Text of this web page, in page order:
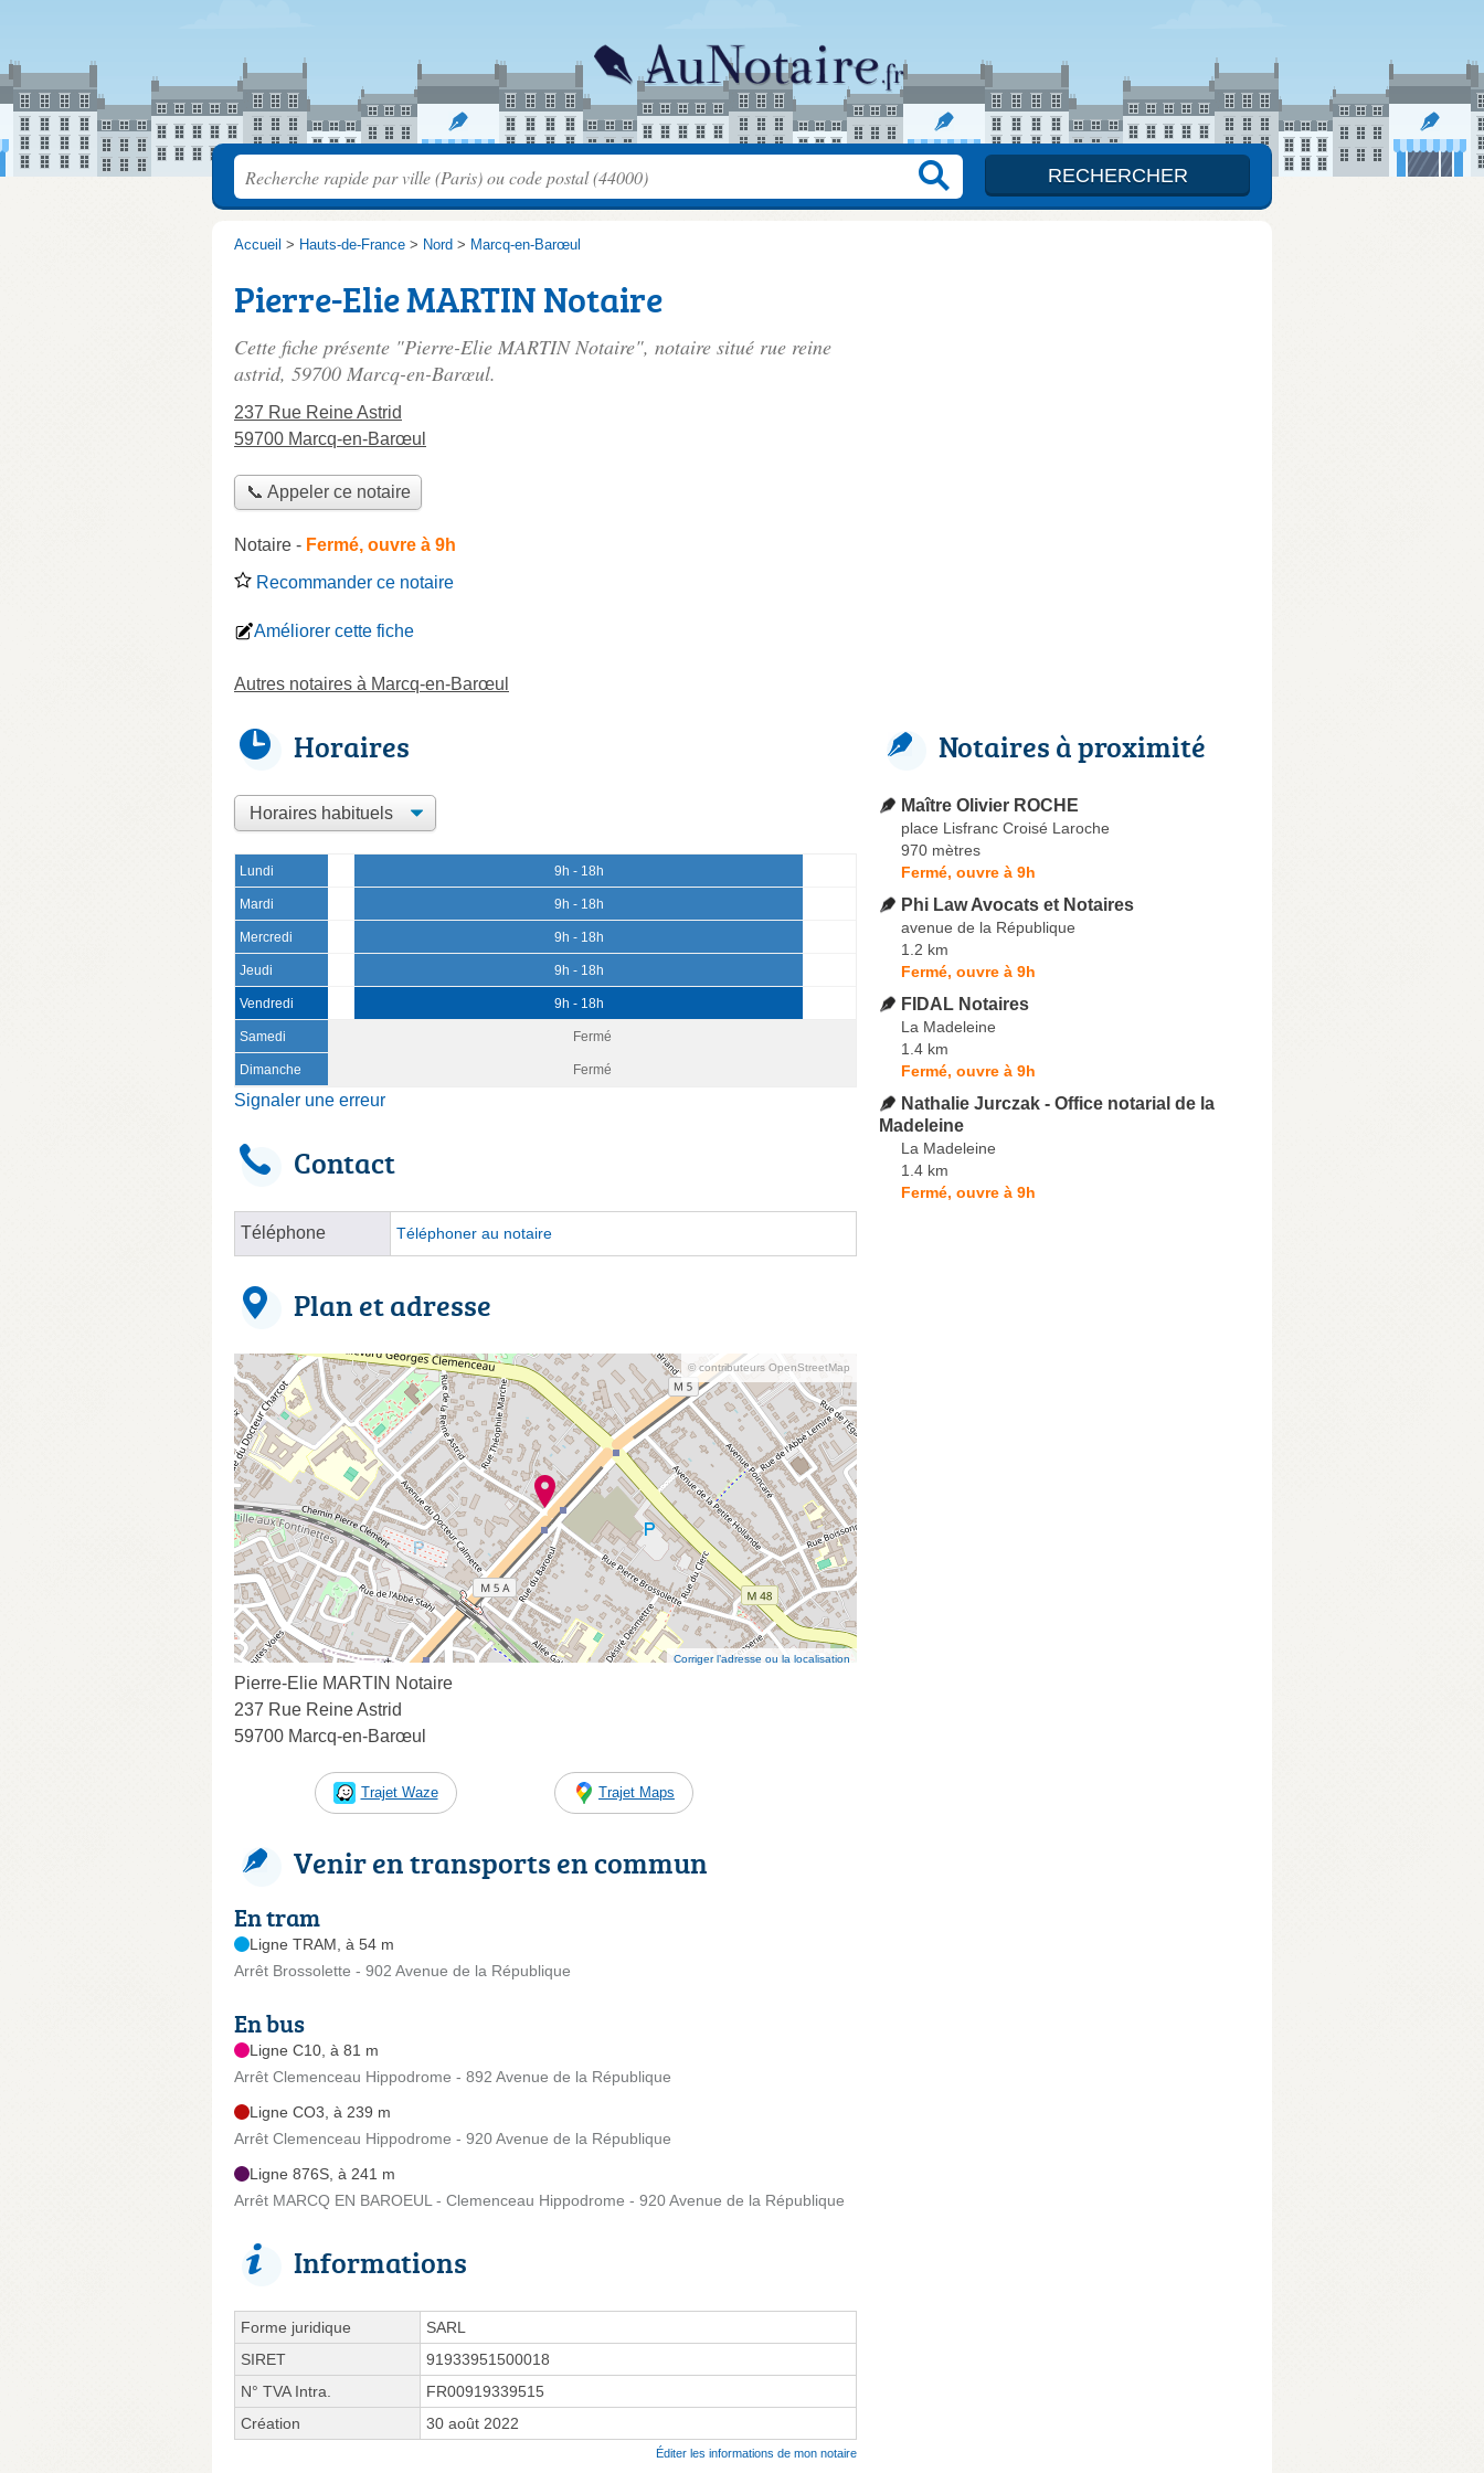
Accueil > Hauts-de-France > Nord > Marcq-en-Barœul
Pierre-Elie MARTIN Notaire
Cette fiche présente "Pierre-Elie MARTIN Notaire", notaire situé rue reine
astrid, 59700 Marcq-en-Barœul.
237 Rue Reine Astrid
59700 Marcq-en-Barœul
📞 Appeler ce notaire
Notaire - Fermé, ouvre à 9h
Recommander ce notaire
Améliorer cette fiche
Autres notaires à Marcq-en-Barœul
Horaires
Lundi 9h - 18h
Mardi 9h - 18h
Mercredi 9h - 18h
Jeudi 9h - 18h
Vendredi 9h - 18h
Samedi Fermé
Dimanche Fermé
Signaler une erreur
Contact
Téléphone Téléphoner au notaire
Plan et adresse
© contributeurs OpenStreetMap
Corriger l’adresse ou la localisation
Pierre-Elie MARTIN Notaire
237 Rue Reine Astrid
59700 Marcq-en-Barœul
Trajet Waze Trajet Maps
Venir en transports en commun
En tram
Ligne TRAM, à 54 m
Arrêt Brossolette - 902 Avenue de la République
En bus
Ligne C10, à 81 m
Arrêt Clemenceau Hippodrome - 892 Avenue de la République
Ligne CO3, à 239 m
Arrêt Clemenceau Hippodrome - 920 Avenue de la République
Ligne 876S, à 241 m
Arrêt MARCQ EN BAROEUL - Clemenceau Hippodrome - 920 Avenue de la République
Informations
Forme juridique
SARL
SIRET
91933951500018
N° TVA Intra.
FR00919339515
Création
30 août 2022
Éditer les informations de mon notaire
Notaires à proximité
Maître Olivier ROCHE
place Lisfranc Croisé Laroche
970 mètres
Fermé, ouvre à 9h
Phi Law Avocats et Notaires
avenue de la République
1.2 km
Fermé, ouvre à 9h
FIDAL Notaires
La Madeleine
1.4 km
Fermé, ouvre à 9h
Nathalie Jurczak - Office notarial de la
Madeleine
La Madeleine
1.4 km
Fermé, ouvre à 9h